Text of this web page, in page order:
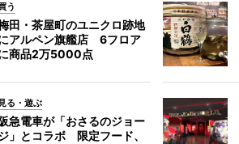
う
田・茶屋町のユニクロ跡地
アルペン旗艦店 6フロア
商品2万5000点
見る・遊ぶ
急電車が「おさるのジョー
」とコラボ 限定フード、